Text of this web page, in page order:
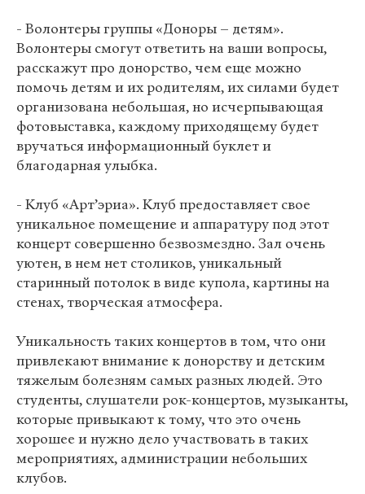
- Волонтеры группы «Доноры – детям».
Волонтеры смогут ответить на ваши вопросы,
расскажут про донорство, чем еще можно
помочь детям и их родителям, их силами будет
организована небольшая, но исчерпывающая
фотовыставка, каждому приходящему будет
вручаться информационный буклет и
благодарная улыбка.
- Клуб «Арт’эриа». Клуб предоставляет свое
уникальное помещение и аппаратуру под этот
концерт совершенно безвозмездно. Зал очень
уютен, в нем нет столиков, уникальный
старинный потолок в виде купола, картины на
стенах, творческая атмосфера.
Уникальность таких концертов в том, что они
привлекают внимание к донорству и детским
тяжелым болезням самых разных людей. Это
студенты, слушатели рок-концертов, музыканты,
которые привыкают к тому, что это очень
хорошее и нужно дело участвовать в таких
мероприятиях, администрации небольших
клубов.